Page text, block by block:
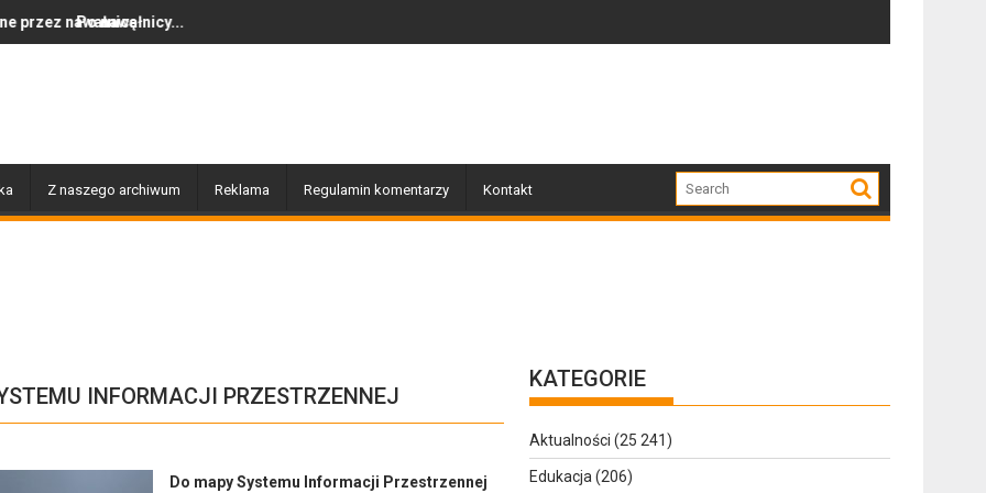
Z naszego archiwum Reklama Regulamin komentarzy Kontakt
INFORMACJI PRZESTRZENNEJ
Do mapy Systemu Informacji Przestrzennej
KATEGORIE
Aktualności (25 241)
Edukacja (206)